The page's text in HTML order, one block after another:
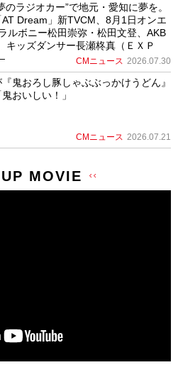
のラジオカー”で地元・愛知に夢を。
Dream」新TVCM、8月1日オンエ
ルボニー松田崇弥・松田文登、AKB
キッズダンサー長瀬柊真（ＥＸＰ
CMニュース 2026.07.30
『鬼おろし豚しゃぶぶっかけうどん』
おいしい！」
CMニュース 2026.07.21
MOVIE